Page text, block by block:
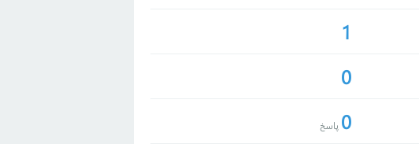
1
0
0 پاسخ